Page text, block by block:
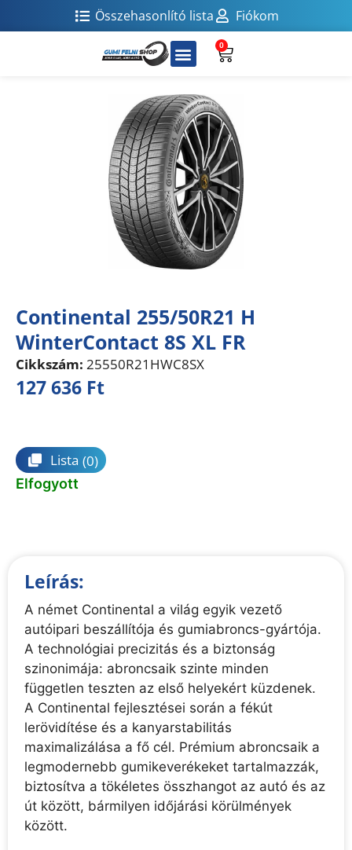
Összehasonlító lista Fiókom
0
Continental 255/50R21 H
WinterContact 8S XL FR
Cikkszám: 25550R21HWC8SX
127 636 Ft
Lista (0)
Elfogyott
Leírás:
A német Continental a világ egyik vezető
autóipari beszállítója és gumiabroncs-gyártója.
A technológiai precizitás és a biztonság
szinonimája: abroncsaik szinte minden
független teszten az első helyekért küzdenek.
A Continental fejlesztései során a fékút
lerövidítése és a kanyarstabilitás
maximalizálása a fő cél. Prémium abroncsaik a
legmodernebb gumikeverékeket tartalmazzák,
biztosítva a tökéletes összhangot az autó és az
út között, bármilyen időjárási körülmények
között.